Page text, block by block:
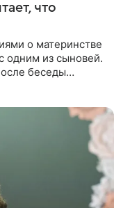
что
о материнстве
одним из сыновей.
беседы